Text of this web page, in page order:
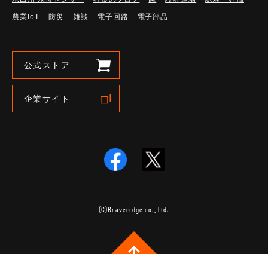
農業IoT 防災 雑談 電子回路 電子部品
公式ストア
企業サイト
(C)Braveridge co., ltd.